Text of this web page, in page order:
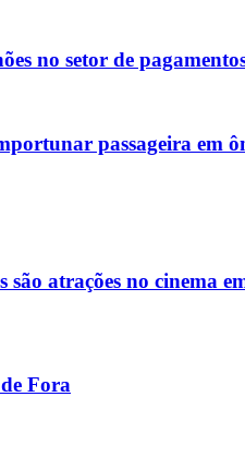
no setor de
passageira em
atrações no cinema
Fora